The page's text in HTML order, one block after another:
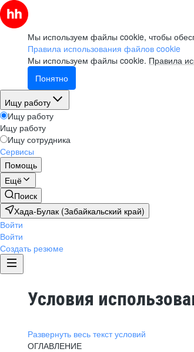
Мы используем файлы cookie, чтобы
Правила использования файлов cookie
Мы используем файлы cookie. Правила
Понятно
Ищу работу
Ищу работу
Ищу работу
Ищу сотрудника
Сервисы
Помощь
Ещё
Поиск
Хада-Булак (Забайкальский край)
Войти
Войти
Создать резюме
Условия
Развернуть весь текст условий
ОГЛАВЛЕНИЕ